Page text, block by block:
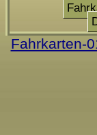
Fahrkarten-